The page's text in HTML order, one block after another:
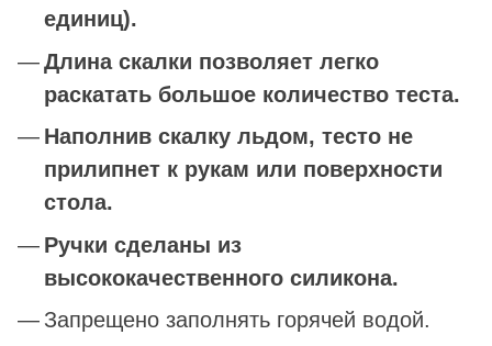
единиц).
Длина скалки позволяет легко
раскатать большое количество теста.
Наполнив скалку льдом, тесто не
прилипнет к рукам или поверхности
стола.
Ручки сделаны из
высококачественного силикона.
Запрещено заполнять горячей водой.